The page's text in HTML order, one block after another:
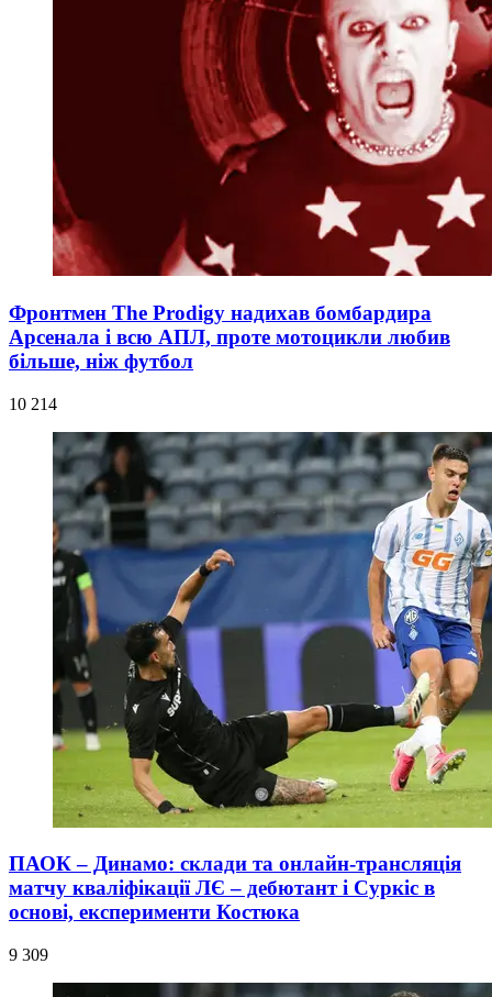
Фронтмен The Prodigy надихав бомбардира
Арсенала і всю АПЛ, проте мотоцикли любив
більше, ніж футбол
10 214
ПАОК – Динамо: склади та онлайн-трансляція
матчу кваліфікації ЛЄ – дебютант і Суркіс в
основі, експерименти Костюка
9 309